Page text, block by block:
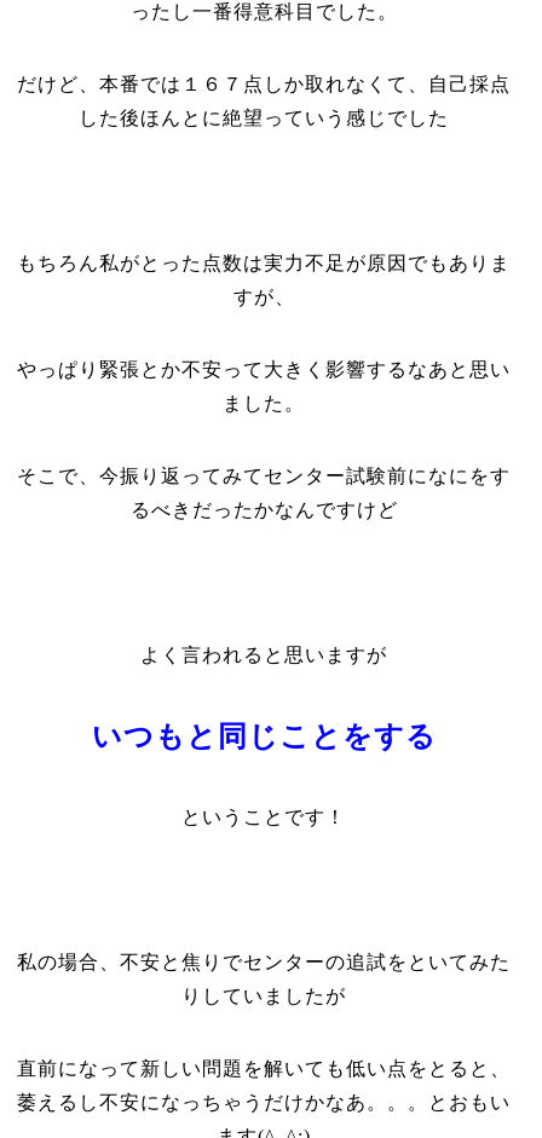
ったし一番得意科目でした。
だけど、本番では１６７点しか取れなくて、自己採点
した後ほんとに絶望っていう感じでした
もちろん私がとった点数は実力不足が原因でもありま
すが、
やっぱり緊張とか不安って大きく影響するなあと思い
ました。
そこで、今振り返ってみてセンター試験前になにをす
るべきだったかなんですけど
よく言われると思いますが
いつもと同じことをする
ということです！
私の場合、不安と焦りでセンターの追試をといてみた
りしていましたが
直前になって新しい問題を解いても低い点をとると、
萎えるし不安になっちゃうだけかなあ。。。とおもい